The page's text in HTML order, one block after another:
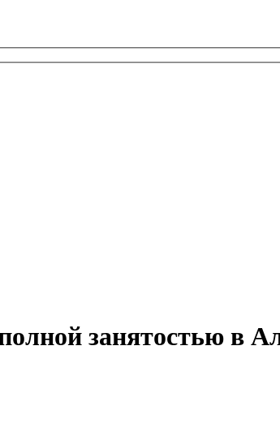
занятостью в